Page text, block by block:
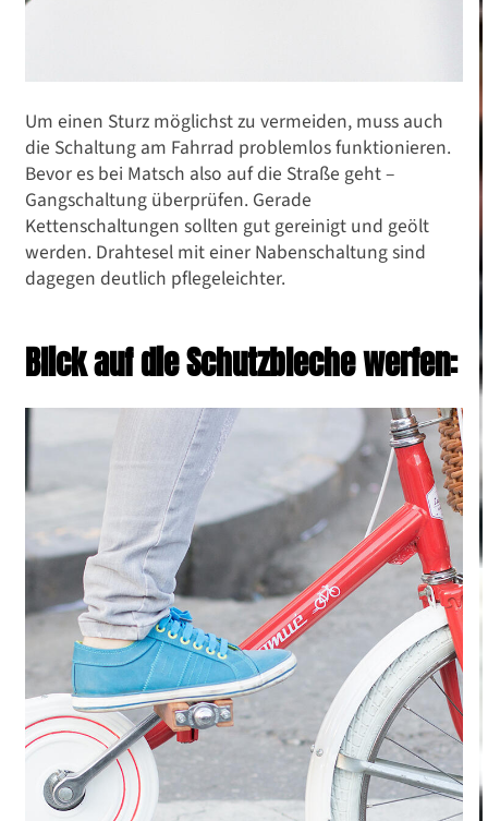
Reisen und Mobilität
Fahrrad Winterfest machen
Um einen Sturz möglichst zu vermeiden, muss auch
die Schaltung am Fahrrad problemlos funktionieren.
Bevor es bei Matsch also auf die Straße geht –
Gangschaltung überprüfen. Gerade
Kettenschaltungen sollten gut gereinigt und geölt
werden. Drahtesel mit einer Nabenschaltung sind
dagegen deutlich pflegeleichter.
Blick auf die Schutzbleche werfen: